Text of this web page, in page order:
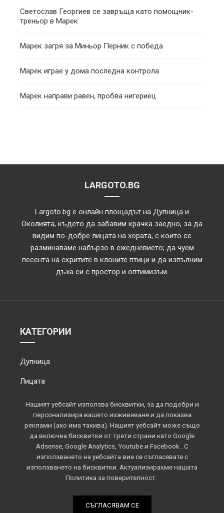
Нашият уебсайт използва бисквитки, за да подобри и
персонализира вашето изживяване и да показва
реклами (ако има такива). Нашият уебсайт може също
да включва бисквитки от трети страни като Google
Adsense, Google Analytics, Youtube и Facebook . С
използването на уебсайта вие се съгласявате с
използването на бисквитки. Актуализирахме нашата
Политика за поверителност.
СЪГЛАСЯВАМ СЕ
Светослав Георгиев се завръща като помощник-
треньор в Марек
Марек загря за Миньор Перник с победа
Марек играе у дома последна контрола
Марек направи равен, пробва нигериец
LARGOTO.BG
Largoto.bg е онлайн площадът на Дупница и
Околията, където да забавим крачка заедно, за да
видим по-добре лицата на хората, с които се
разминаваме набързо в ежедневието; да чуем
песента на скритите в клоните птици и да изпълним
дъха си с простор и оптимизъм.
КАТЕГОРИИ
Дупница
Лицата
Обектив
Околията
Площадът
Спорт
Всички права запазени © 2022